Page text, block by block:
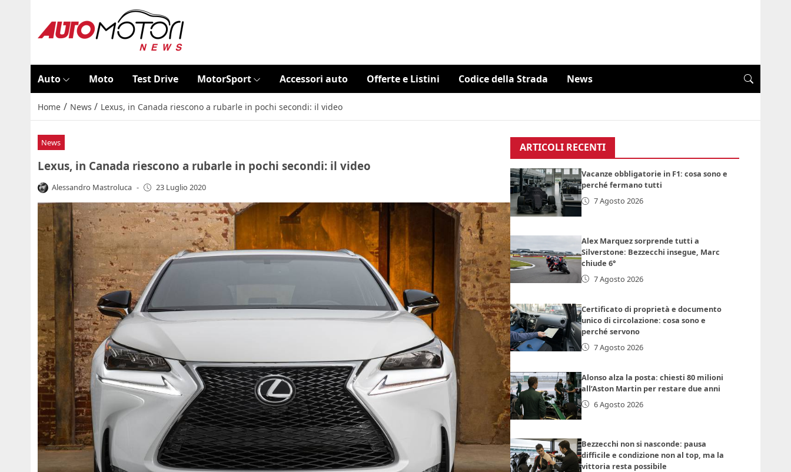
Auto Moto Test Drive MotorSport Accessori auto Offerte e Listini Codice della Strada News
Home / News / Lexus, in Canada riescono a rubarle in pochi secondi: il video
News
Lexus, in Canada riescono a rubarle in pochi secondi: il video
Alessandro Mastroluca - 23 Luglio 2020
ARTICOLI RECENTI
Vacanze obbligatorie in F1: cosa sono e
perché fermano tutti
7 Agosto 2026
Alex Marquez sorprende tutti a
Silverstone: Bezzecchi insegue, Marc
chiude 6°
7 Agosto 2026
Certificato di proprietà e documento
unico di circolazione: cosa sono e
perché servono
7 Agosto 2026
Alonso alza la posta: chiesti 80 milioni
all’Aston Martin per restare due anni
6 Agosto 2026
Bezzecchi non si nasconde: pausa
difficile e condizione non al top, ma la
vittoria resta possibile